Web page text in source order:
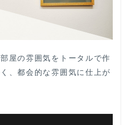
屋の雰囲気をトータルで作
、都会的な雰囲気に仕上が